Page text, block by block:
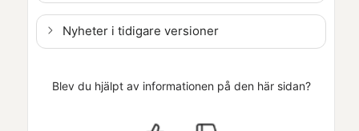
Nyheter i tidigare versioner
Blev du hjälpt av informationen på den här sidan?